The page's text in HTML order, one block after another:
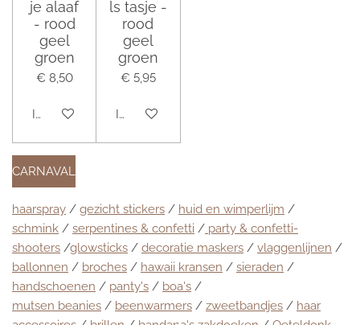
je alaaf
- rood
geel
groen
€ 8,50
In winkelwagen
ls tasje -
rood
geel
groen
€ 5,95
In winkelwagen
CARNAVAL
haarspray / gezicht stickers / huid en wimperlijm /
schmink / serpentines & confetti / party & confetti-
shooters /glowsticks / decoratie maskers / vlaggenlijnen /
ballonnen / broches / hawaii kransen / sieraden /
handschoenen / panty's / boa's /
mutsen beanies / beenwarmers / zweetbandjes / haar